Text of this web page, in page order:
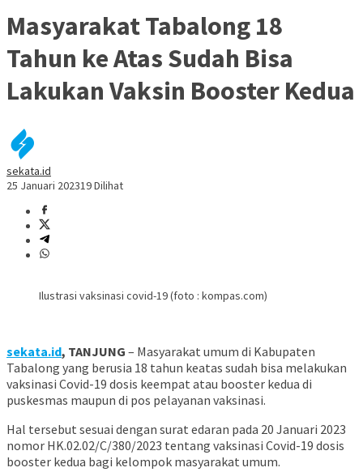
Masyarakat Tabalong 18
Tahun ke Atas Sudah Bisa
Lakukan Vaksin Booster Kedua
sekata.id
25 Januari 202319 Dilihat
Ilustrasi vaksinasi covid-19 (foto : kompas.com)
sekata.id, TANJUNG – Masyarakat umum di Kabupaten
Tabalong yang berusia 18 tahun keatas sudah bisa melakukan
vaksinasi Covid-19 dosis keempat atau booster kedua di
puskesmas maupun di pos pelayanan vaksinasi.
Hal tersebut sesuai dengan surat edaran pada 20 Januari 2023
nomor HK.02.02/C/380/2023 tentang vaksinasi Covid-19 dosis
booster kedua bagi kelompok masyarakat umum.